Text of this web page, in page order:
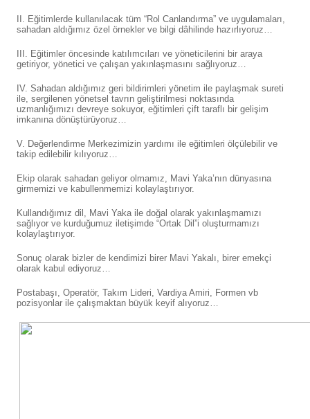
II. Eğitimlerde kullanılacak tüm “Rol Canlandırma” ve uygulamaları,
sahadan aldığımız özel örnekler ve bilgi dâhilinde hazırlıyoruz…
III. Eğitimler öncesinde katılımcıları ve yöneticilerini bir araya
getiriyor, yönetici ve çalışan yakınlaşmasını sağlıyoruz…
IV. Sahadan aldığımız geri bildirimleri yönetim ile paylaşmak sureti
ile, sergilenen yönetsel tavrın geliştirilmesi noktasında
uzmanlığımızı devreye sokuyor, eğitimleri çift taraflı bir gelişim
imkanına dönüştürüyoruz…
V. Değerlendirme Merkezimizin yardımı ile eğitimleri ölçülebilir ve
takip edilebilir kılıyoruz…
Ekip olarak sahadan geliyor olmamız, Mavi Yaka’nın dünyasına
girmemizi ve kabullenmemizi kolaylaştırıyor.
Kullandığımız dil, Mavi Yaka ile doğal olarak yakınlaşmamızı
sağlıyor ve kurduğumuz iletişimde “Ortak Dil”i oluşturmamızı
kolaylaştırıyor.
Sonuç olarak bizler de kendimizi birer Mavi Yakalı, birer emekçi
olarak kabul ediyoruz…
Postabaşı, Operatör, Takım Lideri, Vardiya Amiri, Formen vb
pozisyonlar ile çalışmaktan büyük keyif alıyoruz…